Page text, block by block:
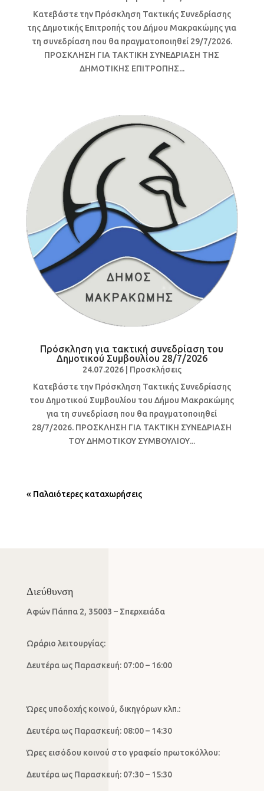
Κατεβάστε την Πρόσκληση Τακτικής Συνεδρίασης
της Δημοτικής Επιτροπής του Δήμου Μακρακώμης για
τη συνεδρίαση που θα πραγματοποιηθεί 29/7/2026.
ΠΡΟΣΚΛΗΣΗ ΓΙΑ ΤΑΚΤΙΚΗ ΣΥΝΕΔΡΙΑΣΗ ΤΗΣ
ΔΗΜΟΤΙΚΗΣ ΕΠΙΤΡΟΠΗΣ...
Πρόσκληση για τακτική συνεδρίαση του
Δημοτικού Συμβουλίου 28/7/2026
24.07.2026| Προσκλήσεις
Κατεβάστε την Πρόσκληση Τακτικής Συνεδρίασης
του Δημοτικού Συμβουλίου του Δήμου Μακρακώμης
για τη συνεδρίαση που θα πραγματοποιηθεί
28/7/2026. ΠΡΟΣΚΛΗΣΗ ΓΙΑ ΤΑΚΤΙΚΗ ΣΥΝΕΔΡΙΑΣΗ
ΤΟΥ ΔΗΜΟΤΙΚΟΥ ΣΥΜΒΟΥΛΙΟΥ...
« Παλαιότερες καταχωρήσεις
Διεύθυνση
Αφών Πάππα 2, 35003 – Σπερχειάδα
Ωράριο λειτουργίας:
Δευτέρα ως Παρασκευή: 07:00 – 16:00
Ώρες υποδοχής κοινού, δικηγόρων κλπ.:
Δευτέρα ως Παρασκευή: 08:00 – 14:30
Ώρες εισόδου κοινού στο γραφείο πρωτοκόλλου:
Δευτέρα ως Παρασκευή: 07:30 – 15:30